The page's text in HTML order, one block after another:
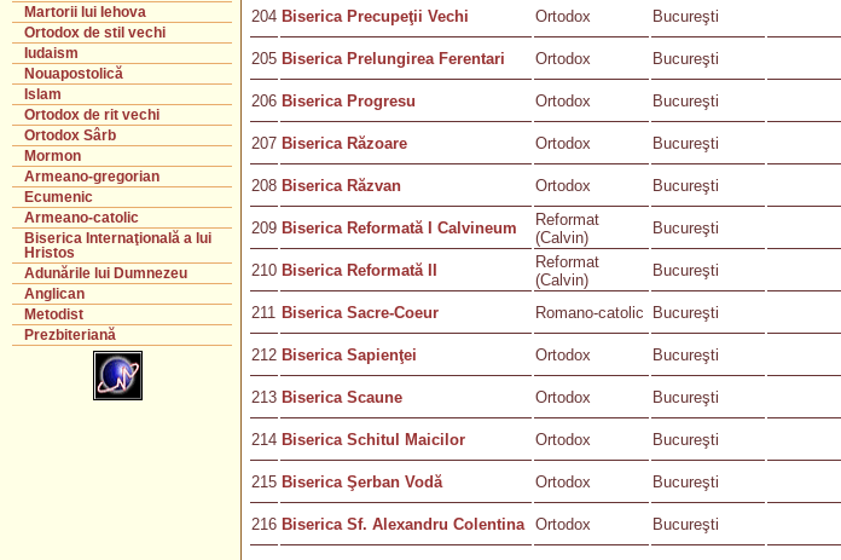
Martorii lui Iehova
Ortodox de stil vechi
Iudaism
Nouapostolică
Islam
Ortodox de rit vechi
Ortodox Sârb
Mormon
Armeano-gregorian
Ecumenic
Armeano-catolic
Biserica Internaţională a lui
Hristos
Adunările lui Dumnezeu
Anglican
Metodist
Prezbiteriană
204 Biserica Precupeţii Vechi Ortodox Bucureşti
205 Biserica Prelungirea Ferentari Ortodox Bucureşti
206 Biserica Progresu Ortodox Bucureşti
207 Biserica Răzoare Ortodox Bucureşti
208 Biserica Răzvan Ortodox Bucureşti
209 Biserica Reformată I Calvineum
Reformat
(Calvin)
Bucureşti
210 Biserica Reformată II
Reformat
(Calvin)
Bucureşti
211 Biserica Sacre-Coeur Romano-catolic Bucureşti
212 Biserica Sapienţei Ortodox Bucureşti
213 Biserica Scaune Ortodox Bucureşti
214 Biserica Schitul Maicilor Ortodox Bucureşti
215 Biserica Şerban Vodă Ortodox Bucureşti
216 Biserica Sf. Alexandru Colentina Ortodox Bucureşti